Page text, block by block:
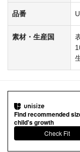
品番
素材・生産国
Find recommended
child's growth
Check Fit